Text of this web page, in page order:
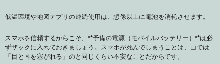
低温環境や地図アプリの連続使用は、想像以上に電池を消耗させます。
スマホを信頼するからこそ、**予備の電源（モバイルバッテリー）**は必
ずザックに入れておきましょう。スマホが死んでしまうことは、山では
「目と耳を塞がれる」のと同じくらい不安なことだからです。